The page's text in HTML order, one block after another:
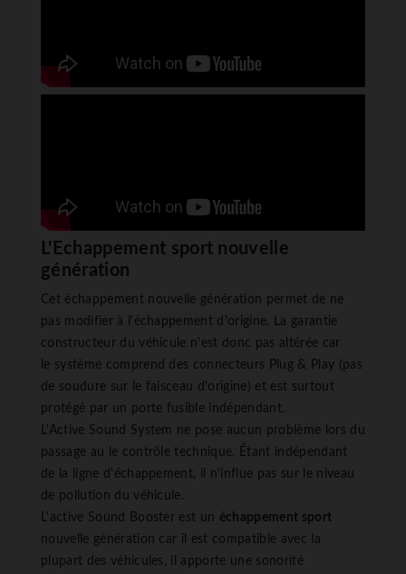
L'Echappement sport nouvelle
génération
Cet échappement nouvelle génération permet de ne
pas modifier à l'échappement d'origine. La garantie
constructeur du véhicule n'est donc pas altérée car
le système comprend des connecteurs Plug & Play (pas
de soudure sur le faisceau d'origine) et est surtout
protégé par un porte fusible indépendant.
L'Active Sound System ne pose aucun problème lors du
passage au le contrôle technique. Étant indépendant
de la ligne d'échappement, il n'influe pas sur le niveau
de pollution du véhicule.
L'active Sound Booster est un échappement sport
nouvelle génération car il est compatible avec la
plupart des véhicules, il apporte une sonorité